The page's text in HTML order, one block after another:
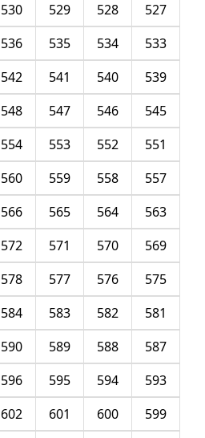
527
528
529
530
533
534
535
536
539
540
541
542
545
546
547
548
551
552
553
554
557
558
559
560
563
564
565
566
569
570
571
572
575
576
577
578
581
582
583
584
587
588
589
590
593
594
595
596
599
600
601
602